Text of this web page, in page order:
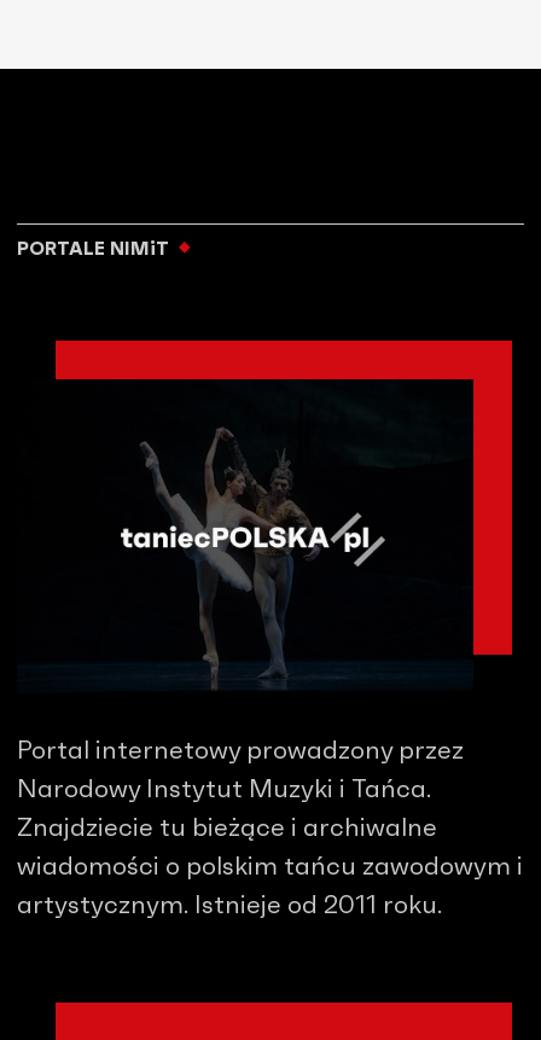
PORTALE NIMiT
Portal internetowy prowadzony przez
Narodowy Instytut Muzyki i Tańca.
Znajdziecie tu bieżące i archiwalne
wiadomości o polskim tańcu zawodowym i
artystycznym. Istnieje od 2011 roku.